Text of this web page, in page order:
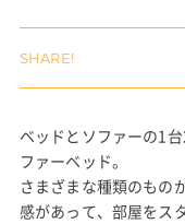
ベッドとソファーの1
ファーベッド。
さまざまな種類のもの
感があって、部屋をス